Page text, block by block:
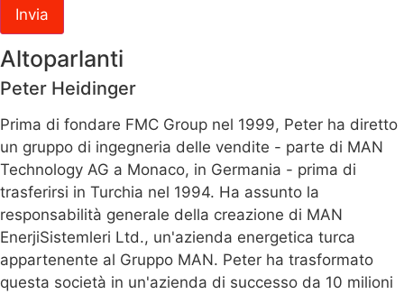
Altoparlanti
Peter Heidinger
Prima di fondare FMC Group nel 1999, Peter ha diretto
un gruppo di ingegneria delle vendite - parte di MAN
Technology AG a Monaco, in Germania - prima di
trasferirsi in Turchia nel 1994. Ha assunto la
responsabilità generale della creazione di MAN
EnerjiSistemleri Ltd., un'azienda energetica turca
appartenente al Gruppo MAN. Peter ha trasformato
questa società in un'azienda di successo da 10 milioni